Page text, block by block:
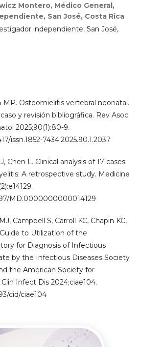
Montero, Médico General,
San José, Costa Rica
independiente, San José,
MP. Osteomielitis vertebral neonatal.
y revisión bibliográfica. Rev Asoc
2025;90(1):80-9.
issn.1852-7434.2025.90.1.2037
Chen L. Clinical analysis of 17 cases
A retrospective study. Medicine
MD.0000000000014129
Campbell S, Carroll KC, Chapin KC,
to Utilization of the
for Diagnosis of Infectious
by the Infectious Diseases Society
the American Society for
Infect Dis 2024;ciae104.
cid/ciae104